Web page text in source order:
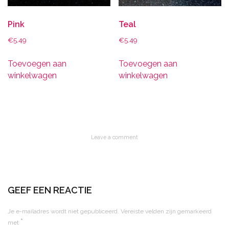
Pink
€5.49
Toevoegen aan
winkelwagen
Teal
€5.49
Toevoegen aan
winkelwagen
Leave a comment
GEEF EEN REACTIE
Je e-mailadres wordt niet gepubliceerd. Vereiste velden zijn gemarkeerd
met *